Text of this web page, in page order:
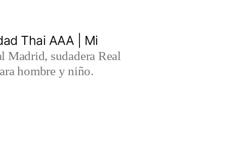
Thai AAA | Mi
Madrid, sudadera Real
hombre y niño.